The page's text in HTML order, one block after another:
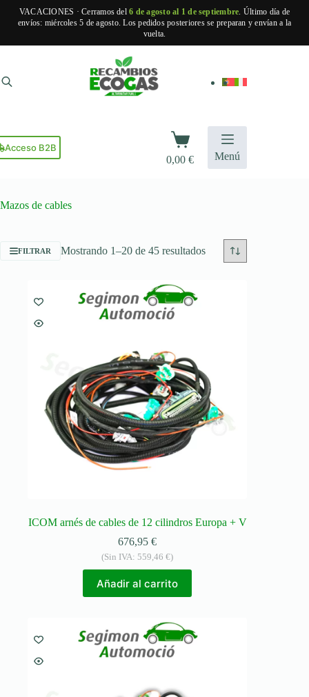
VACACIONES · Cerramos del6 de agosto al 1 de septiembre. Último día de
envíos: miércoles 5 de agosto. Los pedidos posteriores se preparan y envían a la
vuelta.
contenido
Acceso B2B
Carro
de
compra
0,00€ Menú
Mazos de cables
FILTRAR Mostrando 1–20 de 45 resultadosOrdenado
ICOM arnés de cables de 12 cilindros Europa + V
676,95€
(Sin IVA: 559,46€)
Añadir al carrito